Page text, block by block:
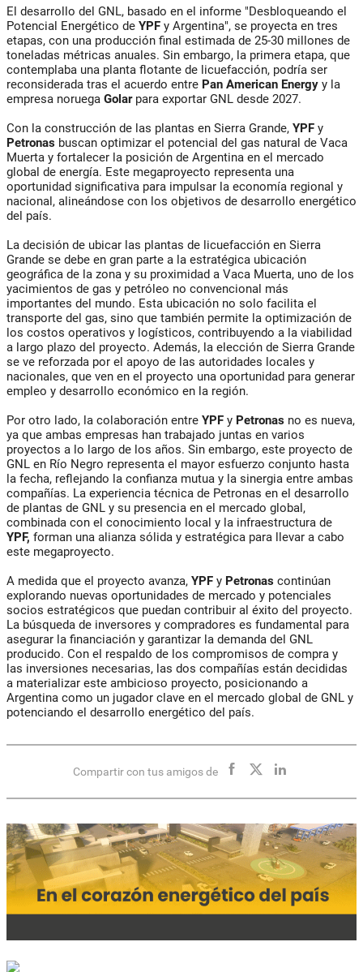
El desarrollo del GNL, basado en el informe "Desbloqueando el
Potencial Energético de YPF y Argentina", se proyecta en tres
etapas, con una producción final estimada de 25-30 millones de
toneladas métricas anuales. Sin embargo, la primera etapa, que
contemplaba una planta flotante de licuefacción, podría ser
reconsiderada tras el acuerdo entre Pan American Energy y la
empresa noruega Golarpara exportar GNL desde 2027.
Con la construcción de las plantas en Sierra Grande, YPF y
Petronas buscan optimizar el potencial del gas natural de Vaca
Muerta y fortalecer la posición de Argentina en el mercado
global de energía. Este megaproyecto representa una
oportunidad significativa para impulsar la economía regional y
nacional, alineándose con los objetivos de desarrollo energético
del país.
La decisión de ubicar las plantas de licuefacción en Sierra
Grande se debe en gran parte a la estratégica ubicación
geográfica de la zona y su proximidad a Vaca Muerta, uno de los
yacimientos de gas y petróleo no convencional más
importantes del mundo. Esta ubicación no solo facilita el
transporte del gas, sino que también permite la optimización de
los costos operativos y logísticos, contribuyendo a la viabilidad
a largo plazo del proyecto. Además, la elección de Sierra Grande
se ve reforzada por el apoyo de las autoridades locales y
nacionales, que ven en el proyecto una oportunidad para generar
empleo y desarrollo económico en la región.
Por otro lado, la colaboración entre YPF y Petronas no es nueva,
ya que ambas empresas han trabajado juntas en varios
proyectos a lo largo de los años. Sin embargo, este proyecto de
GNL en Río Negro representa el mayor esfuerzo conjunto hasta
la fecha, reflejando la confianza mutua y la sinergia entre ambas
compañías. La experiencia técnica de Petronas en el desarrollo
de plantas de GNL y su presencia en el mercado global,
combinada con el conocimiento local y la infraestructura de
YPF, forman una alianza sólida y estratégica para llevar a cabo
este megaproyecto.
A medida que el proyecto avanza, YPF y Petronas continúan
explorando nuevas oportunidades de mercado y potenciales
socios estratégicos que puedan contribuir al éxito del proyecto.
La búsqueda de inversores y compradores es fundamental para
asegurar la financiación y garantizar la demanda del GNL
producido. Con el respaldo de los compromisos de compra y
las inversiones necesarias, las dos compañías están decididas
a materializar este ambicioso proyecto, posicionando a
Argentina como un jugador clave en el mercado global de GNL y
potenciando el desarrollo energético del país.
Compartir con tus amigos de